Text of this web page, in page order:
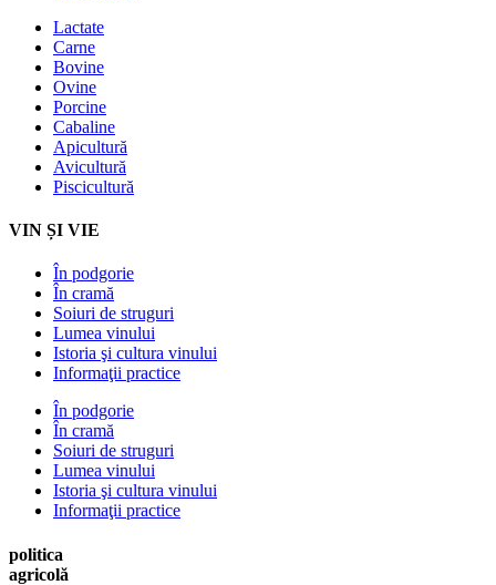
Lactate
Carne
Bovine
Ovine
Porcine
Cabaline
Apicultură
Avicultură
Piscicultură
VIN ȘI VIE
În podgorie
În cramă
Soiuri de struguri
Lumea vinului
Istoria şi cultura vinului
Informaţii practice
În podgorie
În cramă
Soiuri de struguri
Lumea vinului
Istoria şi cultura vinului
Informaţii practice
politica
agricolă